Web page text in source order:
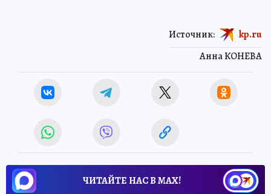
Анна КОНЕВА
Источник: kp.ru
ЧИТАЙТЕ НАС В МАХ!